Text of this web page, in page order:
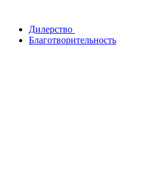
Дилерство
Благотворительность